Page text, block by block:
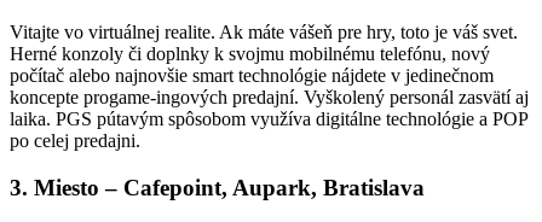
Vitajte vo virtuálnej realite. Ak máte vášeň pre hry, toto je váš svet.
Herné konzoly či doplnky k svojmu mobilnému telefónu, nový
počítač alebo najnovšie smart technológie nájdete v jedinečnom
koncepte progame-ingových predajní. Vyškolený personál zasvätí aj
laika. PGS pútavým spôsobom využíva digitálne technológie a POP
po celej predajni.
3. Miesto – Cafepoint, Aupark, Bratislava